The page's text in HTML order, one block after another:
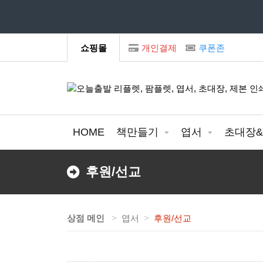
모
쇼핑몰 개인결제 쿠폰존
HOME 책만들기 엽서 초대장
후원/선교
상점 메인 엽서 후원/선교